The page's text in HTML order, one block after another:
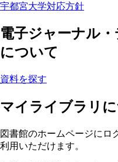
宇都宮大学対応方針
電子ジャーナル
について
資料を探す
マイライブラリ
図書館のホームページにロ
利用いただけます。